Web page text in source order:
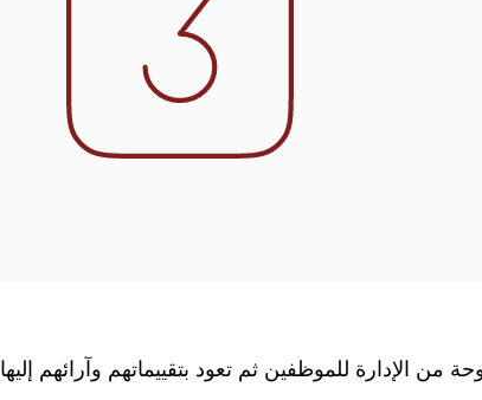
من الإدارة للموظفين ثم تعود بتقييماتهم وآرائهم إليها